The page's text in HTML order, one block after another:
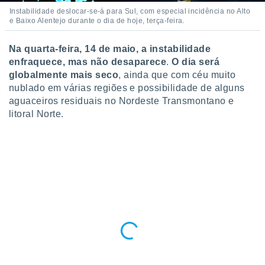
qual se
tal,
seu
qualquer
em “
na
Instabilidade deslocar-se-á para Sul, com especial incidência no Alto
e Baixo Alentejo durante o dia de hoje, terça-feira.
Na quarta-feira, 14 de maio, a instabilidade
enfraquece, mas não desaparece.O dia será
globalmente mais seco, ainda que com céu muito
nublado em várias regiões e possibilidade de alguns
aguaceiros residuais no Nordeste Transmontano e
litoral Norte.